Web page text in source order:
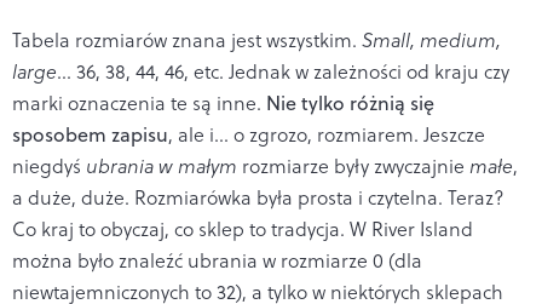
Tabela rozmiarów znana jest wszystkim. Small, medium,
large... 36, 38, 44, 46, etc. Jednak w zależności od kraju czy
marki oznaczenia te są inne. Nie tylko różnią się
sposobem zapisu, ale i... o zgrozo, rozmiarem. Jeszcze
niegdyś ubrania w małym rozmiarze były zwyczajnie małe,
a duże, duże. Rozmiarówka była prosta i czytelna. Teraz?
Co kraj to obyczaj, co sklep to tradycja. W River Island
można było znaleźć ubrania w rozmiarze 0 (dla
niewtajemniczonych to 32), a tylko w niektórych sklepach